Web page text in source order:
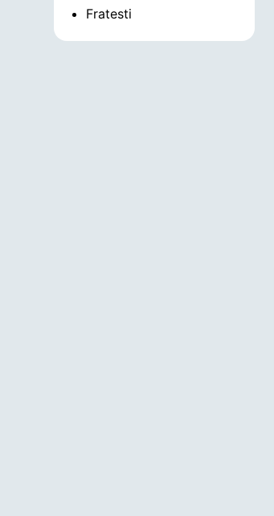
Fratesti